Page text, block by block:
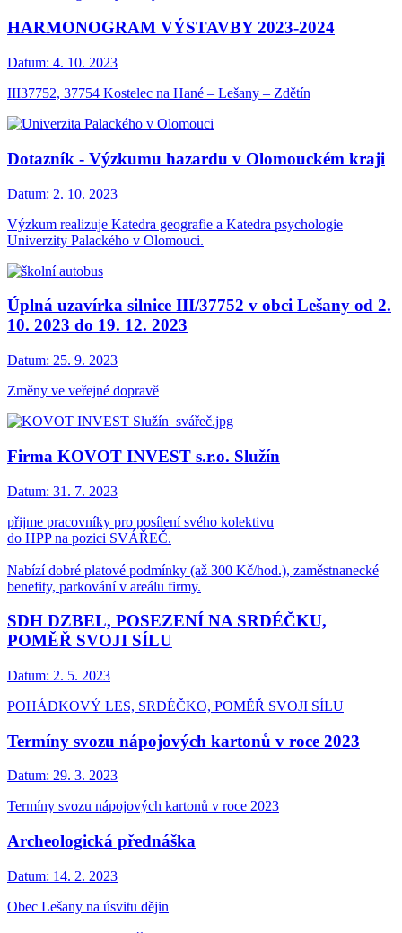
HARMONOGRAM VÝSTAVBY 2023-2024
Datum: 4. 10. 2023
III37752, 37754 Kostelec na Hané – Lešany – Zdětín
Dotazník - Výzkumu hazardu v Olomouckém kraji
Datum: 2. 10. 2023
Výzkum realizuje Katedra geografie a Katedra psychologie
Univerzity Palackého v Olomouci.
Úplná uzavírka silnice III/37752 v obci Lešany od 2.
10. 2023 do 19. 12. 2023
Datum: 25. 9. 2023
Změny ve veřejné dopravě
Firma KOVOT INVEST s.r.o. Služín
Datum: 31. 7. 2023
přijme pracovníky pro posílení svého kolektivu
do HPP na pozici SVÁŘEČ.
Nabízí dobré platové podmínky (až 300 Kč/hod.), zaměstnanecké
benefity, parkování v areálu firmy.
SDH DZBEL, POSEZENÍ NA SRDÉČKU,
POMĚŘ SVOJI SÍLU
Datum: 2. 5. 2023
POHÁDKOVÝ LES, SRDÉČKO, POMĚŘ SVOJI SÍLU
Termíny svozu nápojových kartonů v roce 2023
Datum: 29. 3. 2023
Termíny svozu nápojových kartonů v roce 2023
Archeologická přednáška
Datum: 14. 2. 2023
Obec Lešany na úsvitu dějin